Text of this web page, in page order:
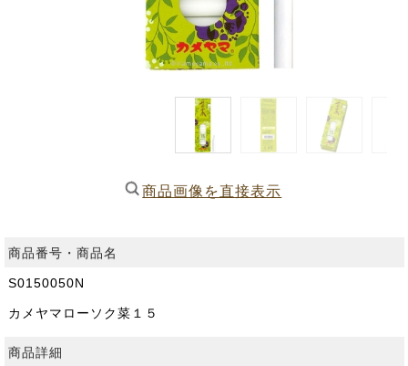
商品画像を直接表示
商品番号・商品名
S0150050N
カメヤマローソク菜１５
商品詳細